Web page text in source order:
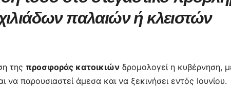
τε
ίτπαλαιών ή κλειστών
της προσφοράς κατοικιών δρομολογεί η κυβέρνηση,
να παρουσιαστεί άμεσα και να ξεκινήσει εντός Ιουνίου.